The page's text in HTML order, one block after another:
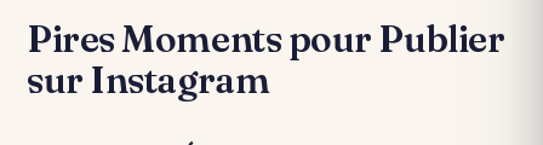
Pires Moments pour Publier
sur Instagram